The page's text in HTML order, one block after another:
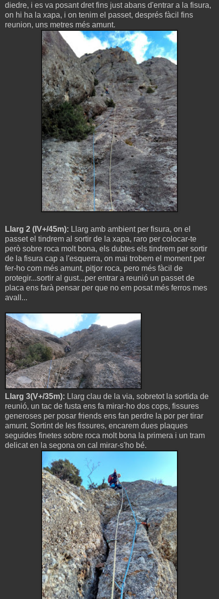
diedre, i es va posant dret fins just abans d'entrar a la fisura,
on hi ha la xapa, i on tenim el passet, després fàcil fins
reunion, uns metres més amunt.
Llarg 2 (IV+/45m): Llarg amb ambient per fisura, on el
passet el tindrem al sortir de la xapa, raro per colocar-te
però sobre roca molt bona, els dubtes els tindrem per sortir
de la fisura cap a l'esquerra, on mai trobem el moment per
fer-ho com més amunt, pitjor roca, pero més fàcil de
protegir...sortir al gust...per entrar a reunió un passet de
placa ens farà pensar per que no em posat més ferros mes
avall...
Llarg 3(V+/35m): Llarg clau de la via, sobretot la sortida de
reunió, un tac de fusta ens fa mirar-ho dos cops, fissures
generoses per posar friends ens fan perdre la por per tirar
amunt. Sortint de les fissures, encarem dues plaques
seguides finetes sobre roca molt bona la primera i un tram
delicat en la segona on cal mirar-s'ho bé.